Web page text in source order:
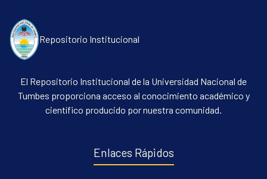
Repositorio Institucional
El Repositorio Institucional de la Universidad Nacional de
Tumbes proporciona acceso al conocimiento académico y
científico producido por nuestra comunidad.
Enlaces Rápidos